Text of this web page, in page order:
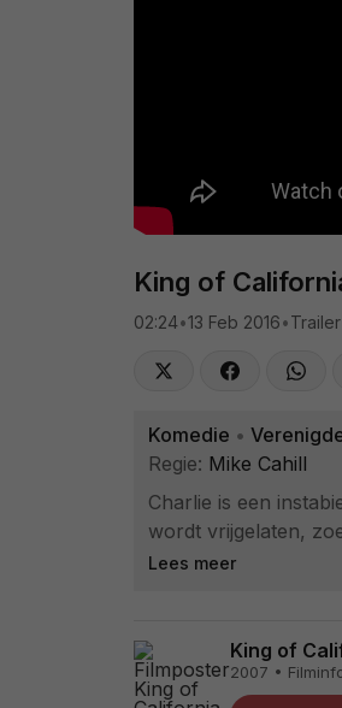
King of
02:24•13 Feb 2016•Trailer
Komedie •
Regie: Mike Cahill
Charlie is een
wordt vrijgelaten,
Lees meer
King of
2007 •